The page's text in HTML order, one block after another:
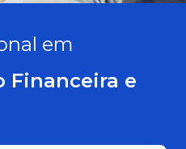
em
Financeira e